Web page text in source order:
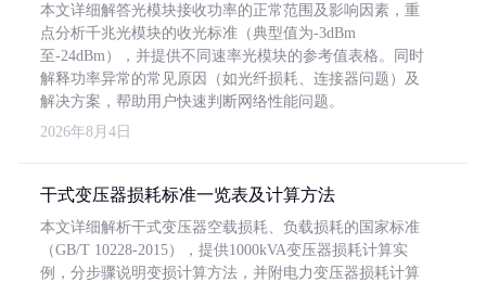
本文详细解答光模块接收功率的正常范围及影响因素，重
点分析千兆光模块的收光标准（典型值为-3dBm
至-24dBm），并提供不同速率光模块的参考值表格。同时
解释功率异常的常见原因（如光纤损耗、连接器问题）及
解决方案，帮助用户快速判断网络性能问题。
2026年8月4日
干式变压器损耗标准一览表及计算方法
本文详细解析干式变压器空载损耗、负载损耗的国家标准
（GB/T 10228-2015），提供1000kVA变压器损耗计算实
例，分步骤说明变损计算方法，并附电力变压器损耗计算